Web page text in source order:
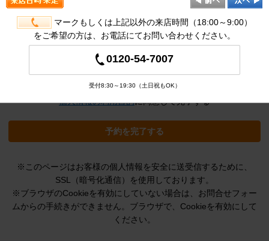
ドレス必
須
半角英数
※クリックすると追加の項目が表示され
マークもしくは上記以外の来店時間（18:00～9:00）
をご希望の方は、お電話にてお問い合わせください。
0120-54-7007
受付8:30～19:30（土日祝もOK）
個人情報の利用目的に同意して完了する
予約を完了する
※このページはお客様の個人情報を安全に送受信するために、
SSL（暗号化通信）を使用しております。
※ブラウザのCookieを有効にしていない場合は、お問合せフォー
ムからの手続きができません。ブラウザで、Cookieを有効にして
ください。